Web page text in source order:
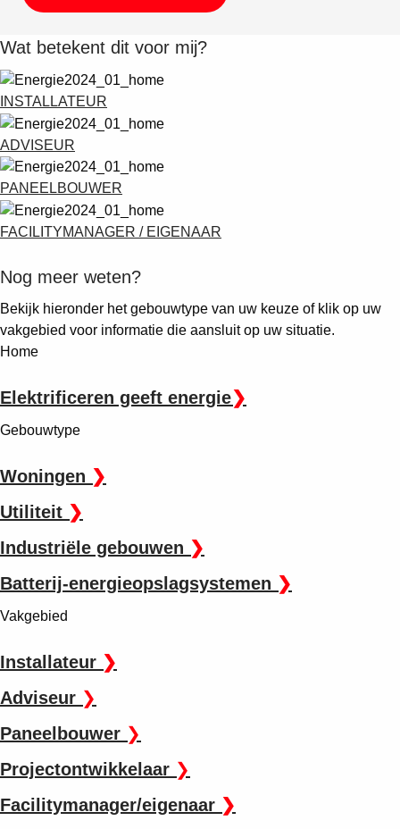
Wat betekent dit voor mij?
INSTALLATEUR
ADVISEUR
PANEELBOUWER
FACILITYMANAGER / EIGENAAR
Nog meer weten?
Bekijk hieronder het gebouwtype van uw keuze of klik op uw
vakgebied voor informatie die aansluit op uw situatie.
Home
Elektrificeren geeft energie❯
Gebouwtype
Woningen ❯
Utiliteit ❯
Industriële gebouwen ❯
Batterij-energieopslagsystemen ❯
Vakgebied
Installateur ❯
Adviseur ❯
Paneelbouwer ❯
Projectontwikkelaar ❯
Facilitymanager/eigenaar ❯